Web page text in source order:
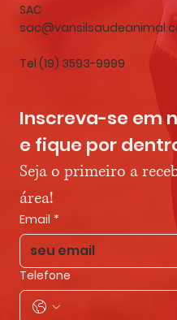
SAC
Tel (19) 3593-9999
Inscreva-se em
e fique por
Seja o primeiro a
área!
Email *
Telefone